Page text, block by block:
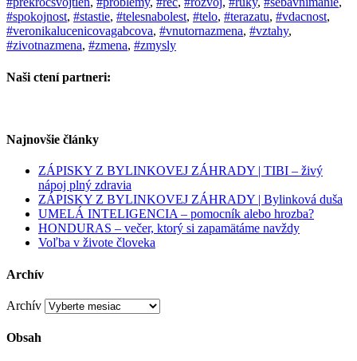
#spokojnost, #stastie, #telesnabolest, #telo, #terazatu, #vdacnost,
#veronikalucenicovagabcova, #vnutornazmena, #vztahy,
#zivotnazmena, #zmena, #zmysly
Naši ctení partneri:
Najnovšie články
ZÁPISKY Z BYLINKOVEJ ZÁHRADY | TIBI – živý
nápoj plný zdravia
ZÁPISKY Z BYLINKOVEJ ZÁHRADY | Bylinková duša
UMELÁ INTELIGENCIA – pomocník alebo hrozba?
HONDURAS – večer, ktorý si zapamätáme navždy
Voľba v živote človeka
Archív
Archív
Obsah